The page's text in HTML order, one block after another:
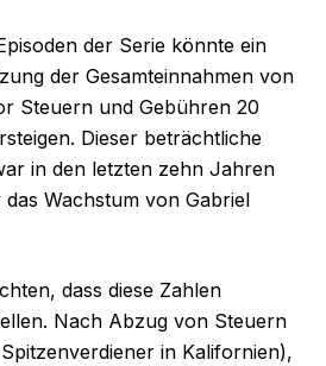
der Serie könnte ein
der Gesamteinnahmen von
Steuern und Gebühren 20
Dieser beträchtliche
in den letzten zehn Jahren
Wachstum von Gabriel
dass diese Zahlen
Nach Abzug von Steuern
in Kalifornien),